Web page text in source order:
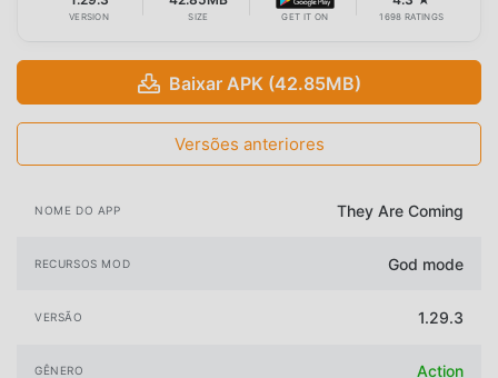
VERSION SIZE GET IT ON 1698 RATINGS
Baixar APK (42.85MB)
Versões anteriores
NOME DO APP They Are Coming
RECURSOS MOD God mode
VERSÃO 1.29.3
GÊNERO Action